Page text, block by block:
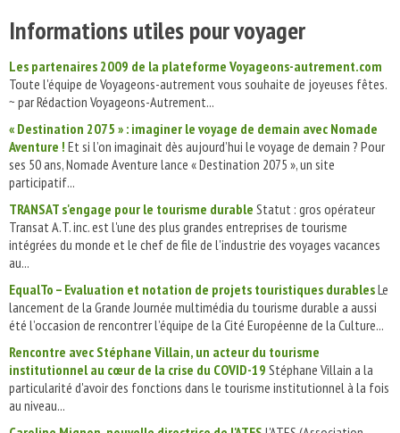
Informations utiles pour voyager
Les partenaires 2009 de la plateforme Voyageons-autrement.com
Toute l'équipe de Voyageons-autrement vous souhaite de joyeuses fêtes.
~ par Rédaction Voyageons-Autrement...
« Destination 2075 » : imaginer le voyage de demain avec Nomade
Aventure ! Et si l’on imaginait dès aujourd’hui le voyage de demain ? Pour
ses 50 ans, Nomade Aventure lance « Destination 2075 », un site
participatif...
TRANSAT s'engage pour le tourisme durable Statut : gros opérateur
Transat A.T. inc. est l'une des plus grandes entreprises de tourisme
intégrées du monde et le chef de file de l'industrie des voyages vacances
au...
EqualTo – Evaluation et notation de projets touristiques durablesLe
lancement de la Grande Journée multimédia du tourisme durable a aussi
été l’occasion de rencontrer l’équipe de la Cité Européenne de la Culture...
Rencontre avec Stéphane Villain, un acteur du tourisme
institutionnel au cœur de la crise du COVID-19 Stéphane Villain a la
particularité d'avoir des fonctions dans le tourisme institutionnel à la fois
au niveau...